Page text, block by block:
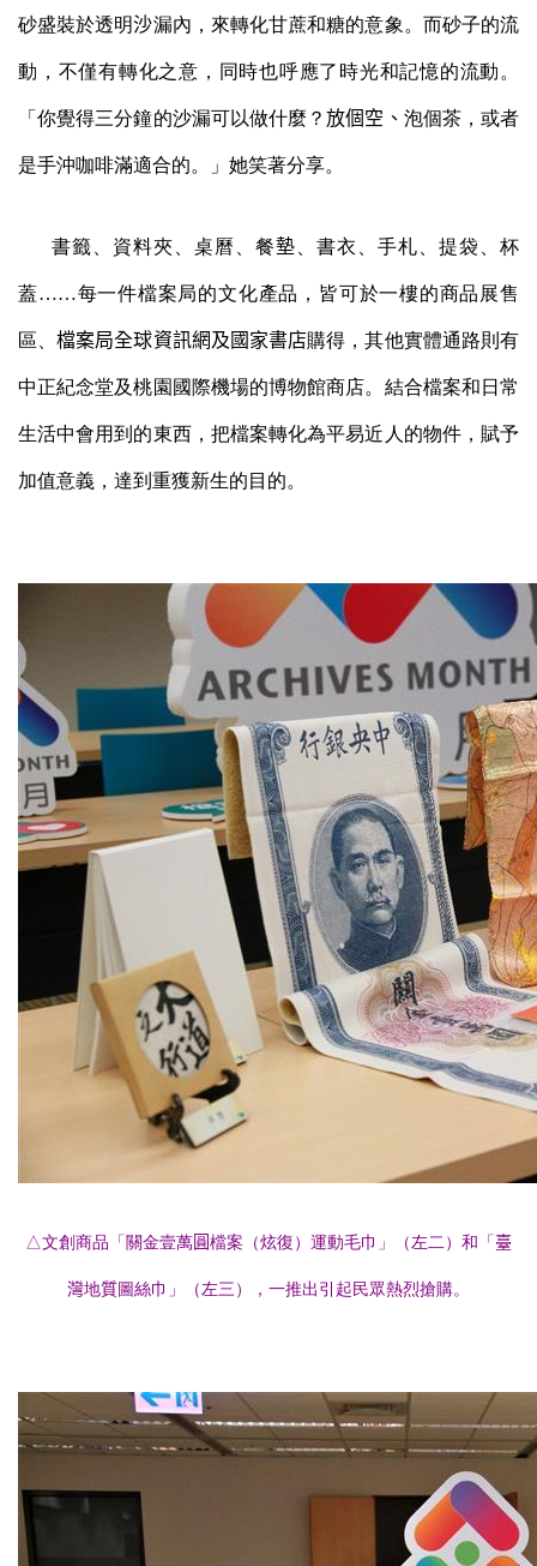
砂盛裝於透明沙漏內，來轉化甘蔗和糖的意象。而砂子的流
動，不僅有轉化之意，同時也呼應了時光和記憶的流動。
「你覺得三分鐘的沙漏可以做什麼？放個空 、 泡個茶，或者
是手沖咖啡滿適合的。」她笑著分享。
書籤、資料夾、桌曆、餐墊 、書衣、手札、提袋、杯
蓋……每一件檔案局的文化產品，皆可於一樓的商品展售
區、檔案局全球資訊網及國家書店購得，其他實體通路則有
中正紀念堂及桃園國際機場的博物館商店。 結合檔案和日常
生活中會用到的東西，把檔案轉化為平易近人的物件，賦予
加值意義，達到重獲新生的目的。
△文創商品「關金壹萬圓檔案（炫復）運動毛巾」（左二）和「臺
灣地質圖絲巾」（左三），一推出引起民眾熱烈搶購。